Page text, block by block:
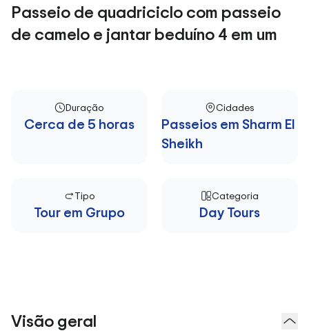
Passeio de quadriciclo com passeio
de camelo e jantar beduíno 4 em um
Duração
Cerca de 5 horas
Cidades
Passeios em Sharm El
Sheikh
Tipo
Tour em Grupo
Categoria
Day Tours
Visão geral